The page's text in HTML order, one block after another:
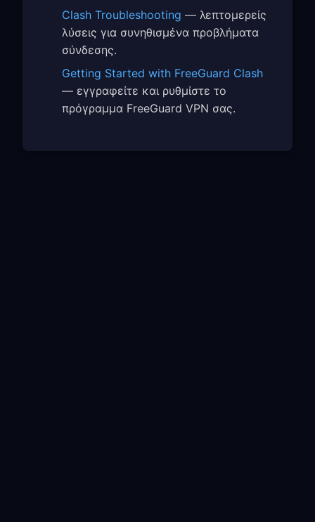
Clash Troubleshooting — λεπτομερείς
λύσεις για συνηθισμένα προβλήματα
σύνδεσης.
Getting Started with FreeGuard Clash
— εγγραφείτε και ρυθμίστε το
πρόγραμμα FreeGuard VPN σας.